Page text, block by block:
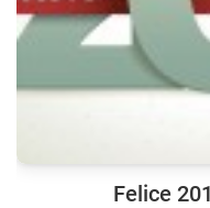
Felice